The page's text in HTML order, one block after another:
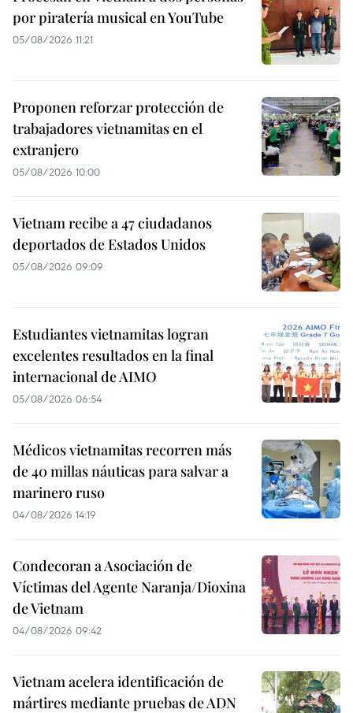
por piratería musical en YouTube
05/08/2026 11:21
Proponen reforzar protección de
trabajadores vietnamitas en el
extranjero
05/08/2026 10:00
Vietnam recibe a 47 ciudadanos
deportados de Estados Unidos
05/08/2026 09:09
Estudiantes vietnamitas logran
excelentes resultados en la final
internacional de AIMO
05/08/2026 06:54
Médicos vietnamitas recorren más
de 40 millas náuticas para salvar a
marinero ruso
04/08/2026 14:19
Condecoran a Asociación de
Víctimas del Agente Naranja/Dioxina
de Vietnam
04/08/2026 09:42
Vietnam acelera identificación de
mártires mediante pruebas de ADN